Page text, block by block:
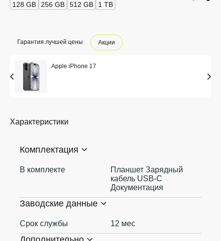
128 GB 256 GB 512 GB 1 TB
Гарантия лучшей цены Акции
Apple iPhone 17
Характеристики
Комплектация
В комплекте
Планшет Зарядный
кабель USB‑C
Документация
Заводские данные
Срок службы 12 мес